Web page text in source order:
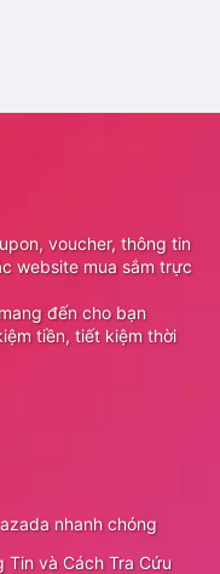
voucher, thông tin
website mua sắm trực
đến cho bạn
tiền, tiết kiệm thời
nhanh chóng
Tin và Cách Tra Cứu